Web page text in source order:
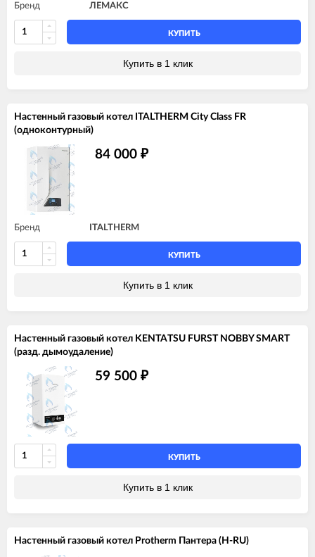
Бренд ЛЕМАКС
КУПИТЬ
Купить в 1 клик
Настенный газовый котел ITALTHERM City Class FR
(одноконтурный)
84 000 ₽
Бренд ITALTHERM
КУПИТЬ
Купить в 1 клик
Настенный газовый котел KENTATSU FURST NOBBY SMART
(разд. дымоудаление)
59 500 ₽
КУПИТЬ
Купить в 1 клик
Настенный газовый котел Protherm Пантера (H-RU)